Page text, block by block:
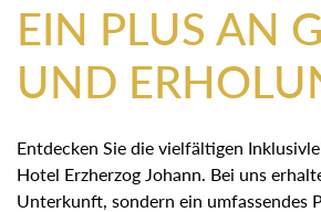
EIN PLUS AN
UND
Entdecken Sie die vielfältigen
Hotel Erzherzog Johann. Bei uns
Unterkunft, sondern ein umfassendes